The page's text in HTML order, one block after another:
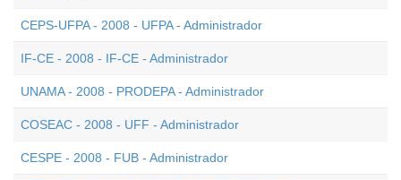
CEPS-UFPA - 2008 - UFPA - Administrador
IF-CE - 2008 - IF-CE - Administrador
UNAMA - 2008 - PRODEPA - Administrador
COSEAC - 2008 - UFF - Administrador
CESPE - 2008 - FUB - Administrador